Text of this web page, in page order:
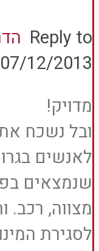
Reply to
07/12/2013 23:10
מדויק!
ובל נשכח
לאנשים
שנמצאים
מצווה, רכב.
לסגירת